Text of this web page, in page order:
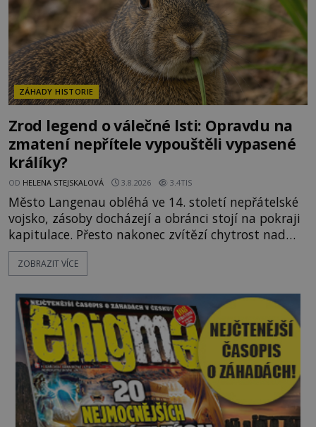
ZÁHADY HISTORIE
Zrod legend o válečné lsti: Opravdu na
zmatení nepřítele vypouštěli vypasené
králíky?
OD HELENA STEJSKALOVÁ 3.8.2026 3.4TIS
Město Langenau obléhá ve 14. století nepřátelské
vojsko, zásoby docházejí a obránci stojí na pokraji
kapitulace. Přesto nakonec zvítězí chytrost nad
hrubou silou. Podle staré německé legendy vypustí
obyvatelé za hradby dobře živeného králíka, aby
dost. Čas pracuje pro obléhatele. Ve městě ubývají
zásoby a každý den znamená další porci strádá
ZOBRAZIT VÍCE